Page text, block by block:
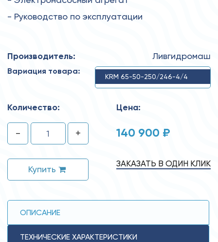
- Руководство по эксплуатации
Производитель: Ливгидромаш
Вариация товара:
KRM 65-50-250/246-4/4
Количество:
- +
Купить
Цена:
140 900 ₽
ЗАКАЗАТЬ В ОДИН КЛИК
ОПИСАНИЕ
ТЕХНИЧЕСКИЕ ХАРАКТЕРИСТИКИ